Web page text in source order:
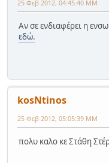
25 Φεβ 2012, 04:45:40 ΜΜ
Αν σε ενδιαφέρει η
εδώ.
kosNtinos
25 Φεβ 2012, 05:05:39 ΜΜ
πολυ καλο κε Στάθη